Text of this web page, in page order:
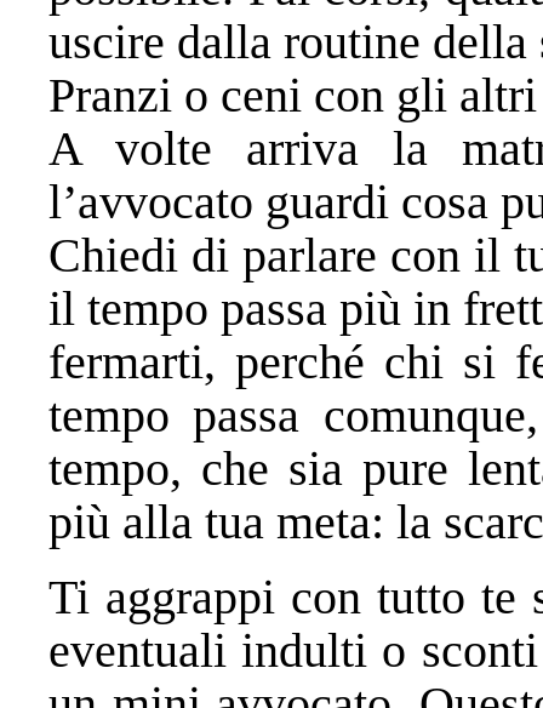
uscire dalla routine della
Pranzi o ceni con gli
A volte arriva la
l’avvocato guardi cosa
Chiedi di parlare con il
il tempo passa più in
fermarti, perché chi si
tempo passa
tempo, che sia pure
più alla tua meta: la
Ti aggrappi con tutto te
eventuali indulti o